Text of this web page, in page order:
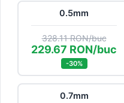
0.5mm
328.11 RON/buc
229.67 RON/buc
-30%
0.7mm